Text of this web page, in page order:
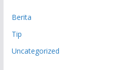
Berita
Tip
Uncategorized